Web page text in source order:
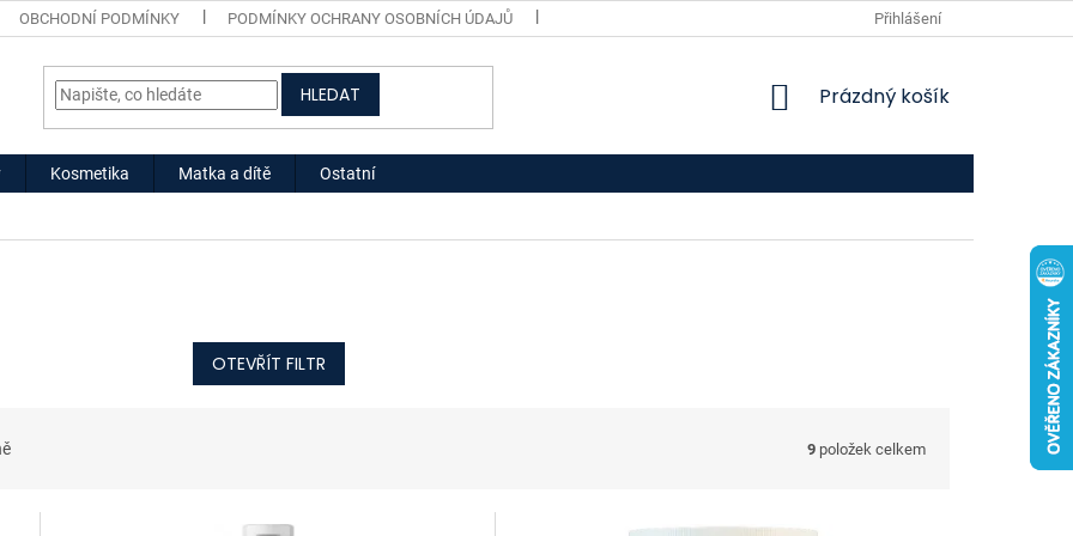
OBCHODNÍ PODMÍNKY PODMÍNKY OCHRANY OSOBNÍCH ÚDAJŮ Přihlášení
HLEDAT
NÁKUPNÍ
Prázdný košík
Kosmetika Matka a dítě Ostatní
OTEVŘÍT FILTR
9 položek celkem